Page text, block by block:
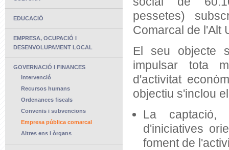
EDUCACIÓ
EMPRESA, OCUPACIÓ I
DESENVOLUPAMENT LOCAL
GOVERNACIÓ I FINANCES
Intervenció
Recursos humans
Ordenances fiscals
Convenis i subvencions
Empresa pública comarcal
Altres ens i òrgans
pessetes)
Comarcal de l'Alt
El seu objecte
impulsar tota
d'activitat
objectiu s'inclou
La captació,
d'iniciatives
foment de